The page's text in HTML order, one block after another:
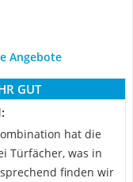
Angebote
GUT
hat die
Türfächer, was in
finden wir